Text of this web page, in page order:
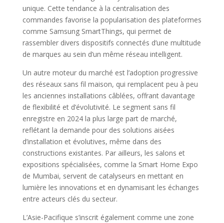
unique. Cette tendance à la centralisation des
commandes favorise la popularisation des plateformes
comme Samsung SmartThings, qui permet de
rassembler divers dispositifs connectés d’une multitude
de marques au sein d’un même réseau intelligent.
Un autre moteur du marché est l’adoption progressive
des réseaux sans fil maison, qui remplacent peu à peu
les anciennes installations câblées, offrant davantage
de flexibilité et d’évolutivité. Le segment sans fil
enregistre en 2024 la plus large part de marché,
reflétant la demande pour des solutions aisées
d’installation et évolutives, même dans des
constructions existantes. Par ailleurs, les salons et
expositions spécialisées, comme la Smart Home Expo
de Mumbai, servent de catalyseurs en mettant en
lumière les innovations et en dynamisant les échanges
entre acteurs clés du secteur.
L’Asie-Pacifique s’inscrit également comme une zone